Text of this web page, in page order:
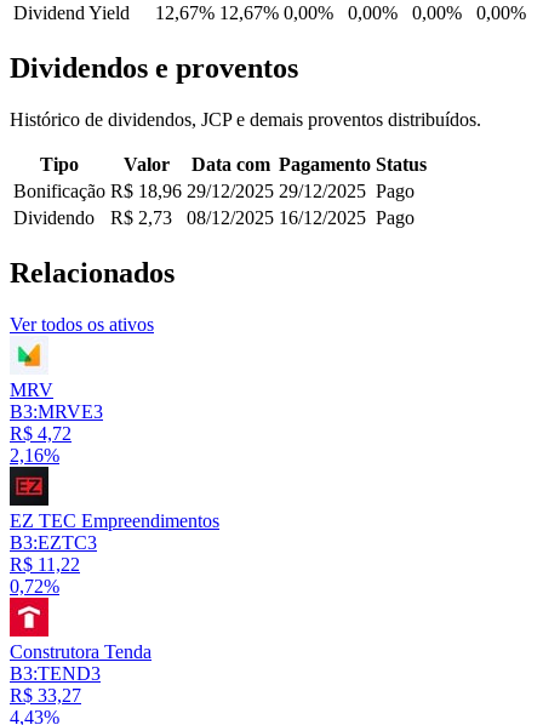
Dividend Yield
12,67% 12,67% 0,00% 0,00% 0,00% 0,00%
Dividendos e proventos
Histórico de dividendos, JCP e demais proventos distribuídos.
Tipo Valor Data com Pagamento Status
Bonificação R$ 18,96 29/12/2025 29/12/2025 Pago
Dividendo
R$ 2,73 08/12/2025 16/12/2025 Pago
Relacionados
Ver todos os ativos
MRV
B3:MRVE3
R$ 4,72
2,16%
EZ TEC Empreendimentos
B3:EZTC3
R$ 11,22
0,72%
Construtora Tenda
B3:TEND3
R$ 33,27
4,43%